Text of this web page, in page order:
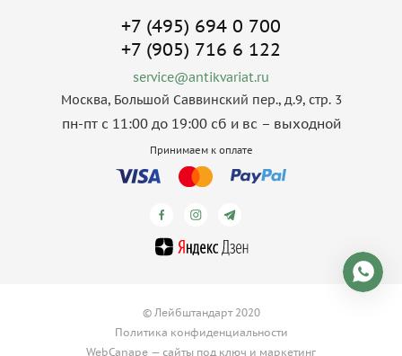
+7 (495) 694 0 700
+7 (905) 716 6 122
service@antikvariat.ru
Москва, Большой Саввинский пер., д.9, стр. 3
пн-пт с 11:00 до 19:00 сб и вс – выходной
Принимаем к оплате
© Лейбштандарт 2020
Политика конфиденциальности
WebCanape — сайты под ключ и маркетинг